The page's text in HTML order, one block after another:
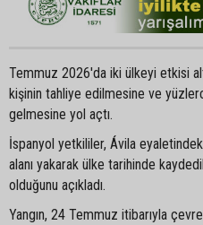
Temmuz 2026'da iki ülkeyi etkisi
kişinin tahliye edilmesine ve
gelmesine yol açtı.
İspanyol yetkililer, Ávila
alanı yakarak ülke tarihinde
olduğunu açıkladı.
Yangın, 24 Temmuz itibarıyla